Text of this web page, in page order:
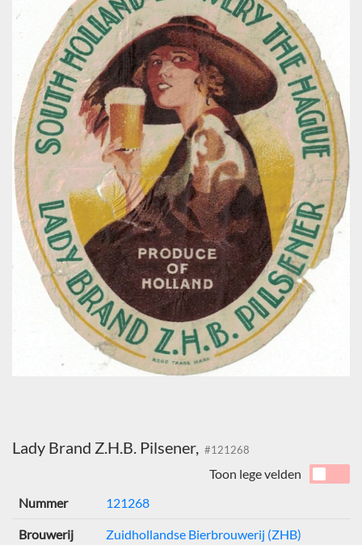
Lady Brand Z.H.B. Pilsener, #121268
Toon lege velden
Nummer
121268
Brouwerij Zuidhollandse Bierbrouwerij (ZHB)